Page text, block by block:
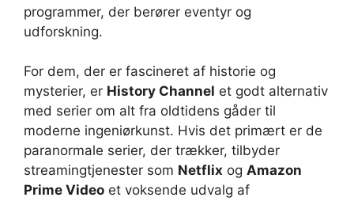
programmer, der berører eventyr og
udforskning.
For dem, der er fascineret af historie og
mysterier, er History Channel et godt alternativ
med serier om alt fra oldtidens gåder til
moderne ingeniørkunst. Hvis det primært er de
paranormale serier, der trækker, tilbyder
streamingtjenester som Netflix og Amazon
Prime Video et voksende udvalg af